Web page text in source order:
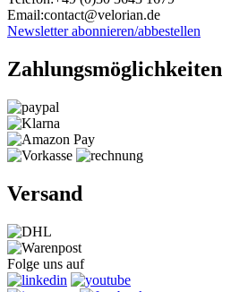
Email:contact@velorian.de
Newsletter abonnieren/abbestellen
Zahlungsmöglichkeiten
Versand
Folge uns auf